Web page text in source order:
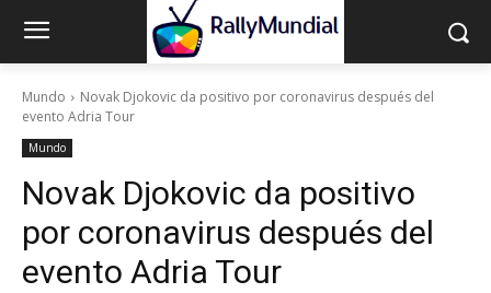
Mundo
Novak Djokovic da positivo por coronavirus después del
evento Adria Tour
Mundo
Novak Djokovic da positivo
por coronavirus después del
evento Adria Tour